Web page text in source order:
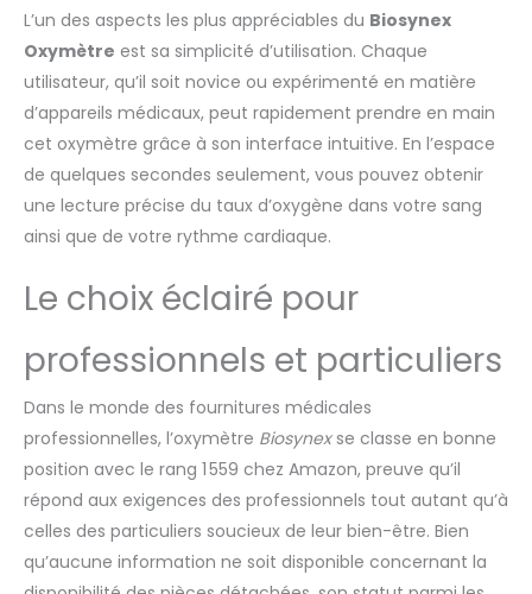
L’un des aspects les plus appréciables du Biosynex
Oxymètre est sa simplicité d’utilisation. Chaque
utilisateur, qu’il soit novice ou expérimenté en matière
d’appareils médicaux, peut rapidement prendre en main
cet oxymètre grâce à son interface intuitive. En l’espace
de quelques secondes seulement, vous pouvez obtenir
une lecture précise du taux d’oxygène dans votre sang
ainsi que de votre rythme cardiaque.
Le choix éclairé pour
professionnels et particuliers
Dans le monde des fournitures médicales
professionnelles, l’oxymètre Biosynexse classe en bonne
position avec le rang 1 559 chez Amazon, preuve qu’il
répond aux exigences des professionnels tout autant qu’à
celles des particuliers soucieux de leur bien-être. Bien
qu’aucune information ne soit disponible concernant la